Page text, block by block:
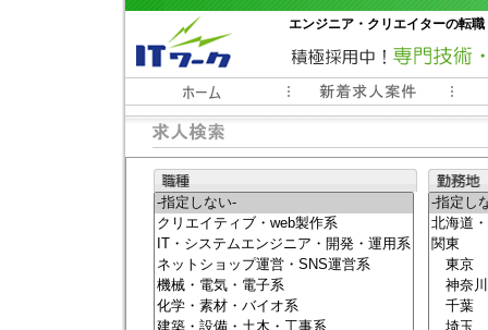
エンジニア・クリエイターの転
常時3000件以上の求人情報掲載中